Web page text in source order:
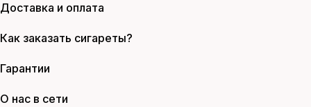
Доставка и оплата
Как заказать сигареты?
Гарантии
О нас в сети